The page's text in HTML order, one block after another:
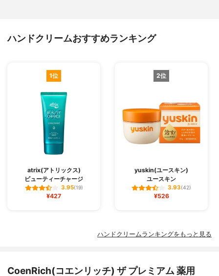
ハンドクリームおすすめランキング
1位
atrix(アトリックス)
ビューティーチャージ
3.95(19)
¥427
2位
yuskin(ユースキン)
ユースキン
3.93(42)
¥526
ハンドクリームランキングをもっと見る
CoenRich(コエンリッチ) ザ プレミアム 薬用